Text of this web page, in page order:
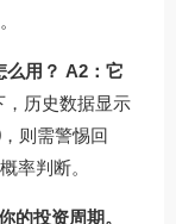
么用？ A2：它
，历史数据显示
则需警惕回
率判断。
的投资周期。